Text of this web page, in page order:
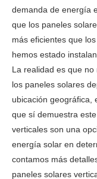
demanda de energía
que los paneles
más eficientes que
hemos estado
La realidad es que
los paneles solares
ubicación geográfica,
que sí demuestra
verticales son una
energía solar en
contamos más
paneles solares